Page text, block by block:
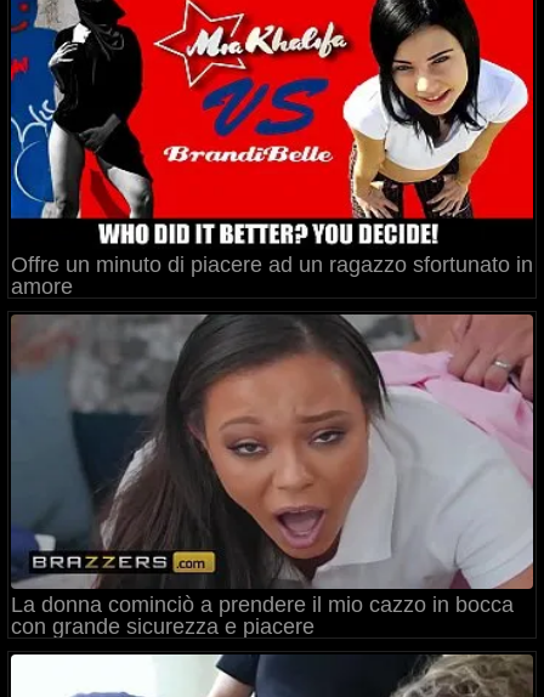
Offre un minuto di piacere ad un ragazzo sfortunato in
amore
La donna cominciò a prendere il mio cazzo in bocca
con grande sicurezza e piacere